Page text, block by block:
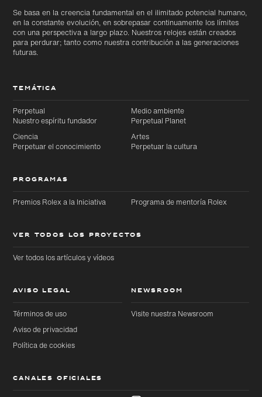
Se basa en la creencia fundamental en el ilimitado potencial humano,
en la constante evolución, en sobrepasar continuamente los límites
con una perspectiva a largo plazo. Nuestros relojes están creados
para perdurar; tanto como nuestra contribución a las generaciones
futuras.
TEMÁTICA
Perpetual
Nuestro espíritu fundador
Medio ambiente
Perpetual Planet
Ciencia
Perpetuar el conocimiento
Artes
Perpetuar la cultura
PROGRAMAS
Premios Rolex a la Iniciativa Programa de mentoría Rolex
VER TODOS LOS PROYECTOS
Ver todos los artículos y vídeos
AVISO LEGAL
Términos de uso
Aviso de privacidad
Política de cookies
NEWSROOM
Visite nuestra Newsroom
CANALES OFICIALES